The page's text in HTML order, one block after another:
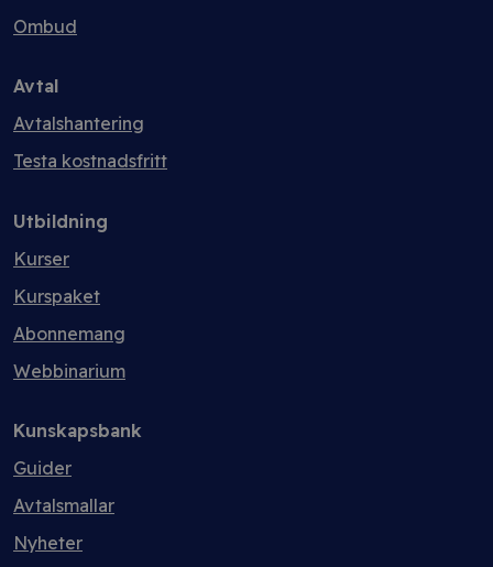
Ombud
Avtal
Avtalshantering
Testa kostnadsfritt
Utbildning
Kurser
Kurspaket
Abonnemang
Webbinarium
Kunskapsbank
Guider
Avtalsmallar
Nyheter